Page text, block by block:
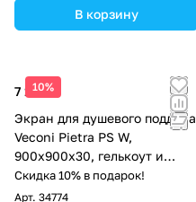
В корзину
10%
7 123 ₽
Экран для душевого поддона
Veconi Pietra PS W,
900x900x30, гелькоут и
стекловолокно, белый
Скидка 10% в подарок!
Арт. 34774